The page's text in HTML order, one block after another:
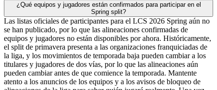
¿Qué equipos y jugadores están confirmados para participar en el
Spring split?
Las listas oficiales de participantes para el LCS 2026 Spring aún no
se han publicado, por lo que las alineaciones confirmadas de
equipos y jugadores no están disponibles por ahora. Históricamente,
el split de primavera presenta a las organizaciones franquiciadas de
la liga, y los movimientos de temporada baja pueden cambiar a los
titulares y jugadores de dos vías, por lo que las alineaciones aún
pueden cambiar antes de que comience la temporada. Mantente
atento a los anuncios de los equipos y a los avisos de bloqueo de